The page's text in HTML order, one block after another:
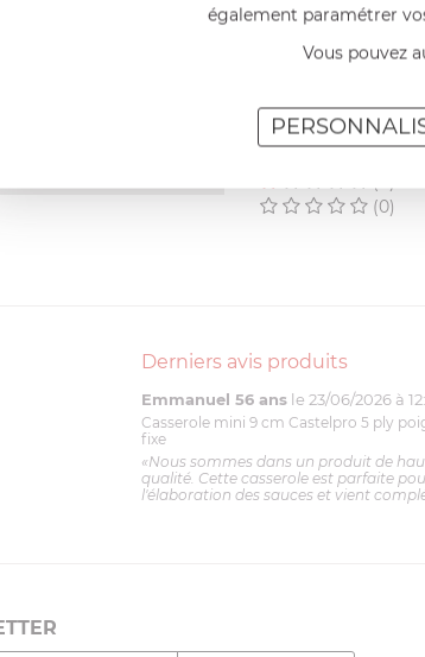
de note
RÉSUMÉ
(0)
(0)
(0)
Derniers avis produits
Emmanuel 56 ans le 23/06/2026 à
Casserole mini 9 cm Castelpro 5 ply
fixe
«Nous sommes dans un produit de
qualité. Cette casserole est parfaite
l'élaboration des sauces et vient
également paramétrer
Vous pouvez